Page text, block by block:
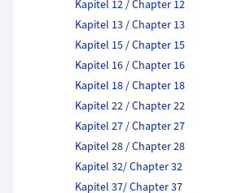
Kapitel 12 / Chapter 12
Kapitel 13 / Chapter 13
Kapitel 15 / Chapter 15
Kapitel 16 / Chapter 16
Kapitel 18 / Chapter 18
Kapitel 22 / Chapter 22
Kapitel 27 / Chapter 27
Kapitel 28 / Chapter 28
Kapitel 32/ Chapter 32
Kapitel 37/ Chapter 37